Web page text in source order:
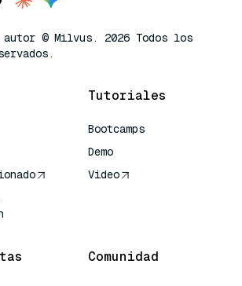
autor © Milvus. 2026 Todos los
Tutoriales
Bootcamps
Demo
Video
Comunidad